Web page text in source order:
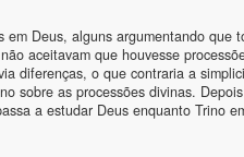
Deus, alguns argumentando que
aceitavam que houvesse
diferenças, o que contraria a
sobre as processões divinas.
a estudar Deus enquanto Trino